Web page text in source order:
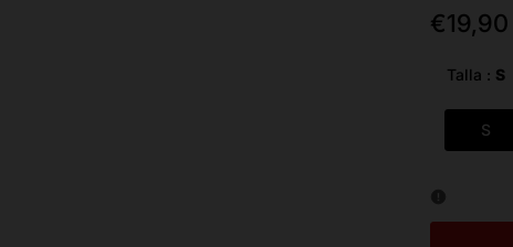
Precio
oferta
€19,90
Talla : S
S